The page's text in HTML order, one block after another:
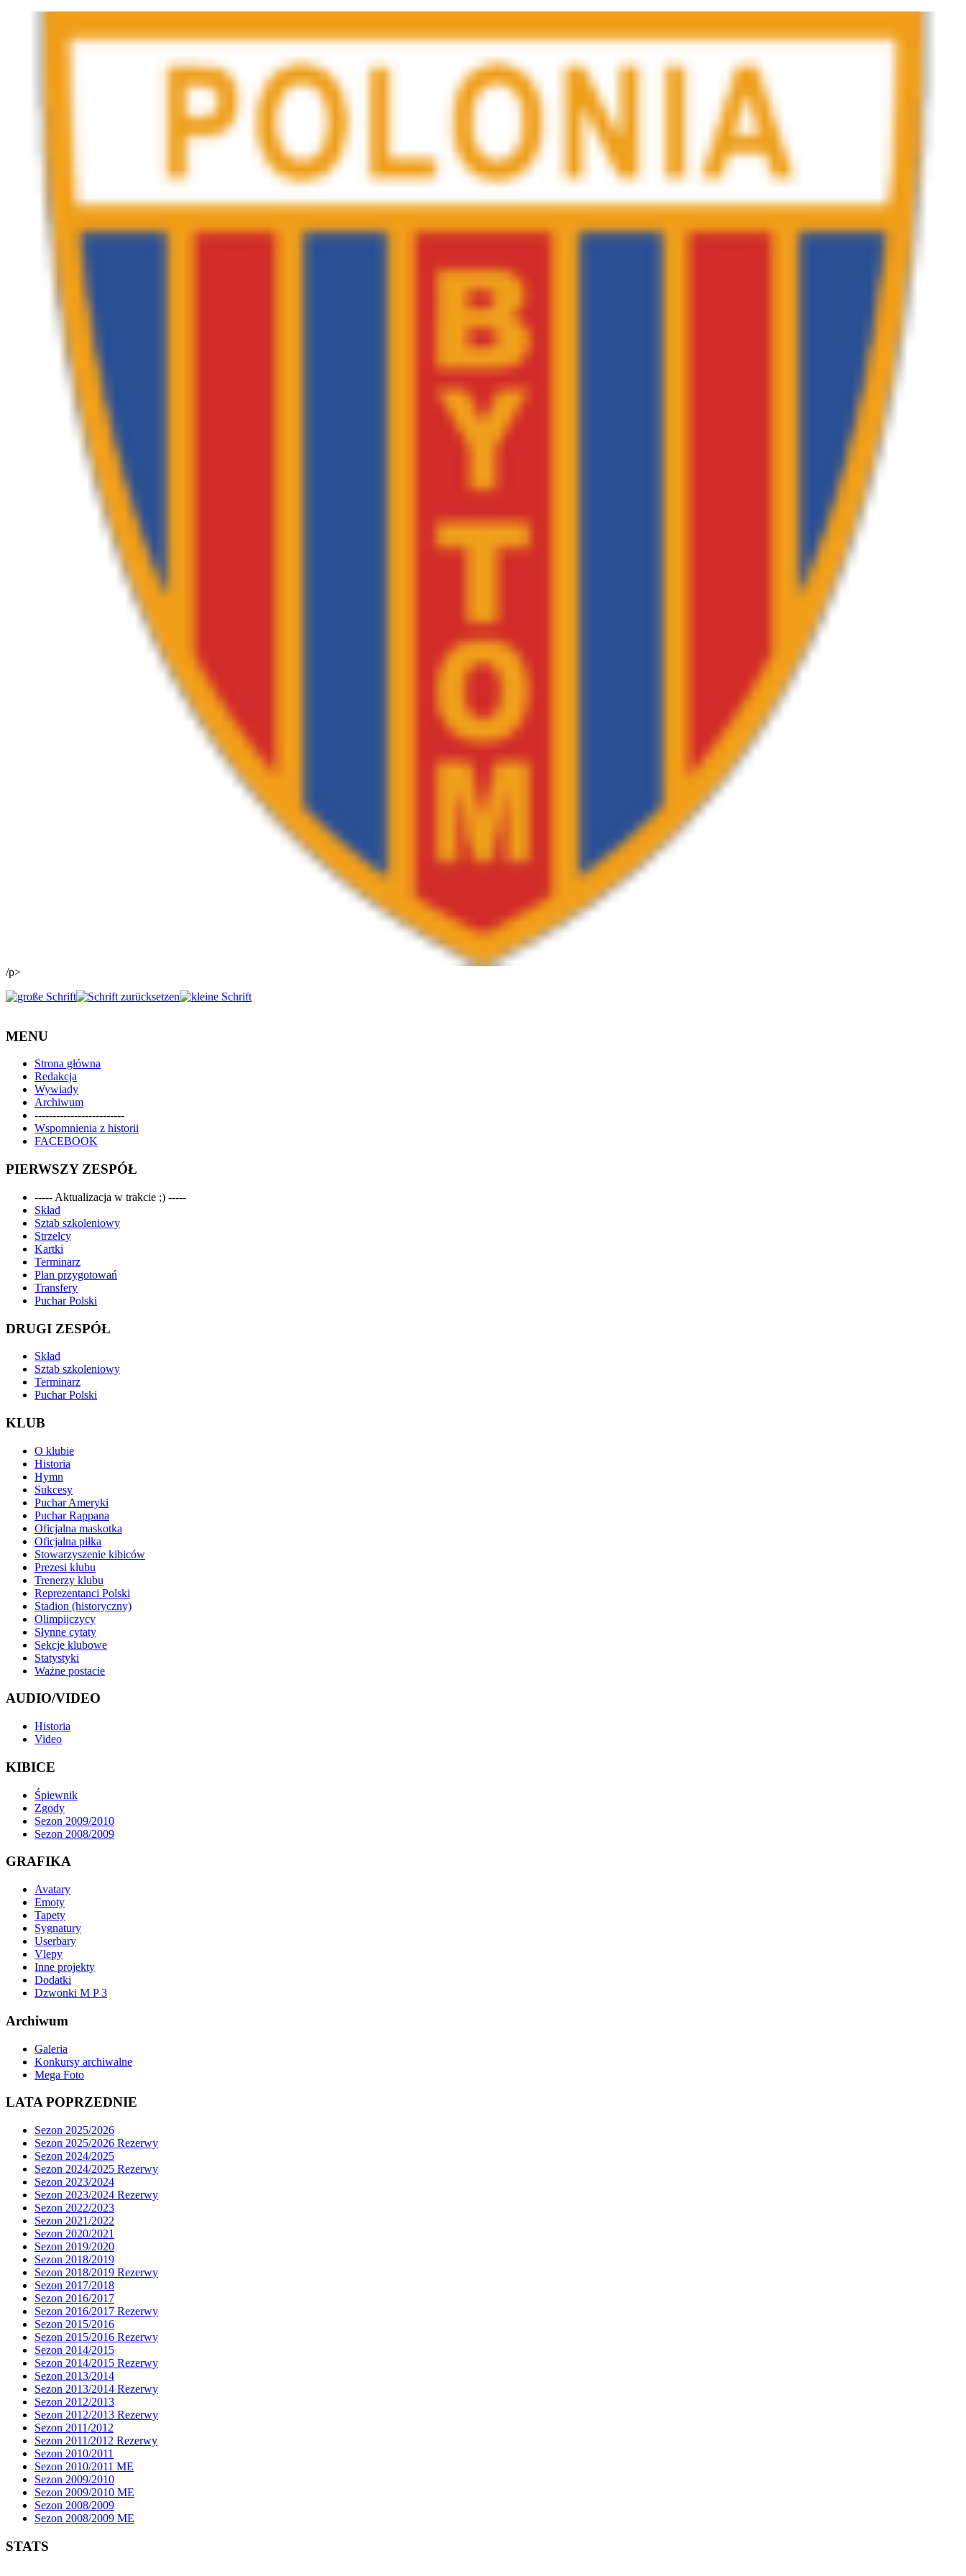
/p>
MENU
Strona główna
Redakcja
Wywiady
Archiwum
-------------------------
Wspomnienia z historii
FACEBOOK
PIERWSZY ZESPÓŁ
----- Aktualizacja w trakcie ;) -----
Skład
Sztab szkoleniowy
Strzelcy
Kartki
Terminarz
Plan przygotowań
Transfery
Puchar Polski
DRUGI ZESPÓŁ
Skład
Sztab szkoleniowy
Terminarz
Puchar Polski
KLUB
O klubie
Historia
Hymn
Sukcesy
Puchar Ameryki
Puchar Rappana
Oficjalna maskotka
Oficjalna piłka
Stowarzyszenie kibiców
Prezesi klubu
Trenerzy klubu
Reprezentanci Polski
Stadion (historyczny)
Olimpijczycy
Słynne cytaty
Sekcje klubowe
Statystyki
Ważne postacie
AUDIO/VIDEO
Historia
Video
KIBICE
Śpiewnik
Zgody
Sezon 2009/2010
Sezon 2008/2009
GRAFIKA
Avatary
Emoty
Tapety
Sygnatury
Userbary
Vlepy
Inne projekty
Dodatki
Dzwonki M P 3
Archiwum
Galeria
Konkursy archiwalne
Mega Foto
LATA POPRZEDNIE
Sezon 2025/2026
Sezon 2025/2026 Rezerwy
Sezon 2024/2025
Sezon 2024/2025 Rezerwy
Sezon 2023/2024
Sezon 2023/2024 Rezerwy
Sezon 2022/2023
Sezon 2021/2022
Sezon 2020/2021
Sezon 2019/2020
Sezon 2018/2019
Sezon 2018/2019 Rezerwy
Sezon 2017/2018
Sezon 2016/2017
Sezon 2016/2017 Rezerwy
Sezon 2015/2016
Sezon 2015/2016 Rezerwy
Sezon 2014/2015
Sezon 2014/2015 Rezerwy
Sezon 2013/2014
Sezon 2013/2014 Rezerwy
Sezon 2012/2013
Sezon 2012/2013 Rezerwy
Sezon 2011/2012
Sezon 2011/2012 Rezerwy
Sezon 2010/2011
Sezon 2010/2011 ME
Sezon 2009/2010
Sezon 2009/2010 ME
Sezon 2008/2009
Sezon 2008/2009 ME
STATS